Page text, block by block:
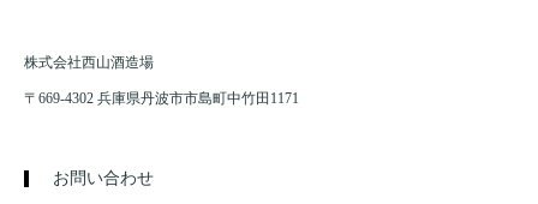
株式会社西山酒造場
〒669-4302 兵庫県丹波市市島町中竹田1171
お問い合わせ